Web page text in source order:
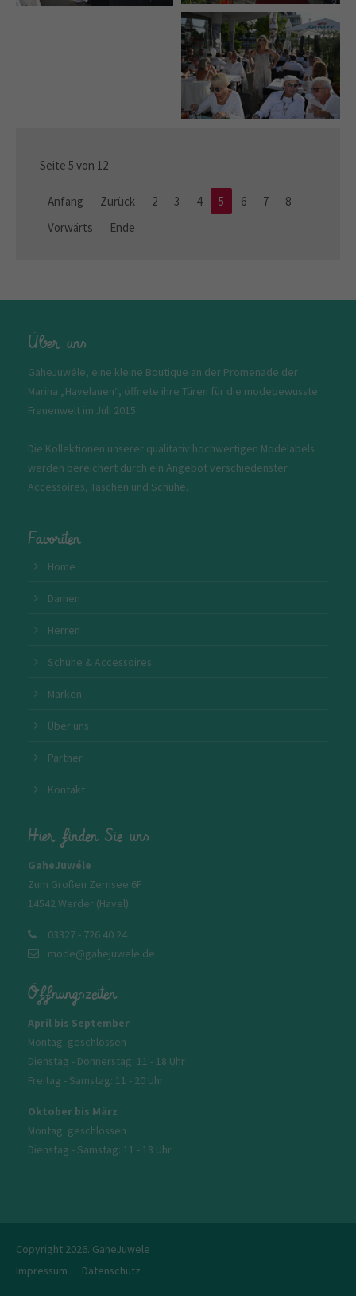
Seite 5 von 12
Anfang Zurück 2 3 4 5 6 7
8
Vorwärts
Ende
Über uns
GaheJuwéle, eine kleine Boutique an der Promenade der
Marina „Havelauen“, öffnete ihre Türen für die modebewusste
Frauenwelt im Juli 2015.
Die Kollektionen unserer qualitativ hochwertigen Modelabels
werden bereichert durch ein Angebot verschiedenster
Accessoires, Taschen und Schuhe.
Favoriten
Home
Damen
Herren
Schuhe & Accessoires
Marken
Über uns
Partner
Kontakt
Hier finden Sie uns
GaheJuwéle
Zum Großen Zernsee 6F
14542 Werder (Havel)
03327 - 726 40 24
mode@gahejuwele.de
Öffnungszeiten
April bis September
Montag: geschlossen
Dienstag - Donnerstag: 11 - 18 Uhr
Freitag - Samstag: 11 - 20 Uhr
Oktober bis März
Montag: geschlossen
Dienstag - Samstag: 11 - 18 Uhr
Copyright 2026. GaheJuwele
Impressum
Datenschutz